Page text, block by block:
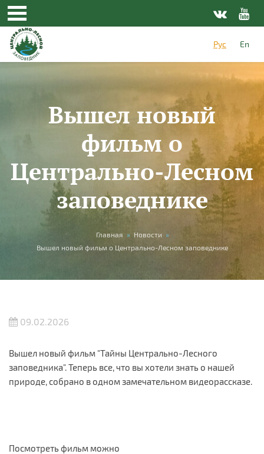
Перейти к основному содержанию
Рус
En
Вышел новый
фильм о
Центрально-Лесном
заповеднике
Вы здесь Главная » Новости »
Вышел новый фильм о Центрально-Лесном заповеднике
09.02.2026
Вышел новый фильм "Тайны Центрально-Лесного
заповедника". Теперь все, что вы хотели знать о нашей
природе, собрано в одном замечательном видеорассказе.
Посмотреть фильм можно